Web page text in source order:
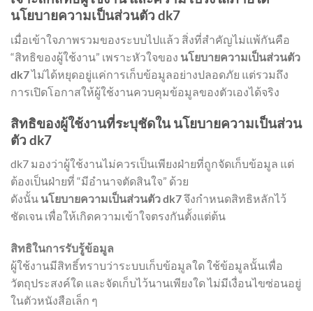
นโยบายความเป็นส่วนตัว dk7
เมื่อเข้าใจภาพรวมของระบบไปแล้ว สิ่งที่สำคัญไม่แพ้กันคือ
“สิทธิของผู้ใช้งาน” เพราะหัวใจของ นโยบายความเป็นส่วนตัว
dk7ไม่ได้หยุดอยู่แค่การเก็บข้อมูลอย่างปลอดภัย แต่รวมถึง
การเปิดโอกาสให้ผู้ใช้งานควบคุมข้อมูลของตัวเองได้จริง
สิทธิของผู้ใช้งานที่ระบุชัดใน นโยบายความเป็นส่วน
ตัว dk7
dk7 มองว่าผู้ใช้งานไม่ควรเป็นเพียงฝ่ายที่ถูกจัดเก็บข้อมูล แต่
ต้องเป็นฝ่ายที่ “มีอำนาจตัดสินใจ” ด้วย
ดังนั้น นโยบายความเป็นส่วนตัว dk7จึงกำหนดสิทธิหลักไว้
ชัดเจน เพื่อให้เกิดความเข้าใจตรงกันตั้งแต่ต้น
สิทธิในการรับรู้ข้อมูล
ผู้ใช้งานมีสิทธิ์ทราบว่าระบบเก็บข้อมูลใด ใช้ข้อมูลนั้นเพื่อ
วัตถุประสงค์ใด และจัดเก็บไว้นานเพียงใด ไม่มีเงื่อนไขซ่อนอยู่
ในตัวหนังสือเล็ก ๆ